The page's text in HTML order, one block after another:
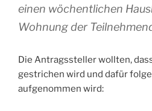
einen wöchentlichen
Wohnung der
Die Antragssteller wollten,
gestrichen wird und dafür
aufgenommen wird: